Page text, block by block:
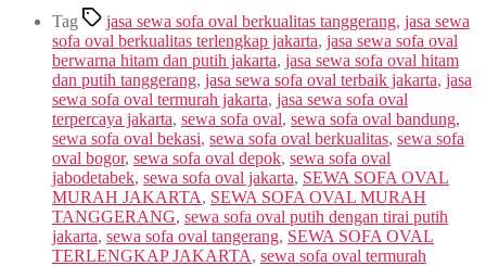
Tag jasa sewa sofa oval berkualitas tanggerang, jasa sewa
sofa oval berkualitas terlengkap jakarta, jasa sewa sofa oval
berwarna hitam dan putih jakarta, jasa sewa sofa oval hitam
dan putih tanggerang, jasa sewa sofa oval terbaik jakarta, jasa
sewa sofa oval termurah jakarta, jasa sewa sofa oval
terpercaya jakarta, sewa sofa oval, sewa sofa oval bandung,
sewa sofa oval bekasi, sewa sofa oval berkualitas, sewa sofa
oval bogor, sewa sofa oval depok, sewa sofa oval
jabodetabek, sewa sofa oval jakarta, SEWA SOFA OVAL
MURAH JAKARTA, SEWA SOFA OVAL MURAH
TANGGERANG, sewa sofa oval putih dengan tirai putih
jakarta, sewa sofa oval tangerang, SEWA SOFA OVAL
TERLENGKAP JAKARTA, sewa sofa oval termurah